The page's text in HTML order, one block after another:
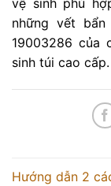
vệ sinh phù
những vết
19003286 của
sinh túi cao cấp.
Hướng dẫn 2